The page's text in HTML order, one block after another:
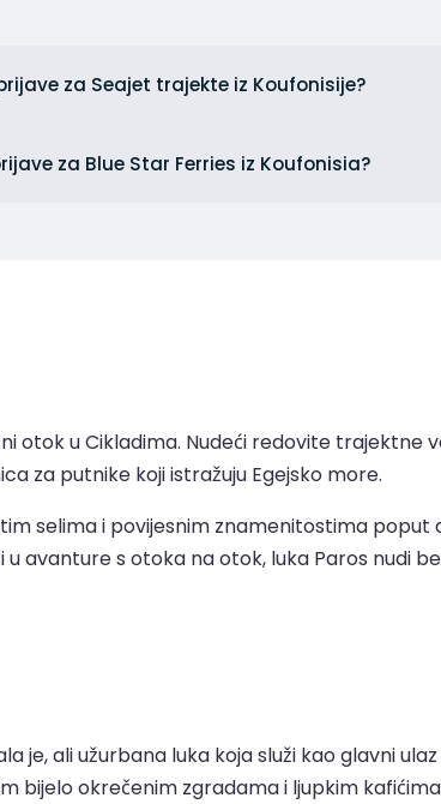
za Seajet trajekte iz Koufonisije?
za Blue Star Ferries iz Koufonisia?
otok u Cikladima. Nudeći redovite trajektne
za putnike koji istražuju Egejsko more.
selima i povijesnim znamenitostima
avanture s otoka na otok, luka Paros nudi
je, ali užurbana luka koja služi kao glavni
okrečenim zgradama i ljupkim